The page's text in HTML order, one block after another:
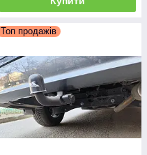
Топ продажів